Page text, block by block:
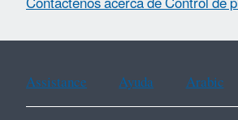
Assistance Ayuda Arabic